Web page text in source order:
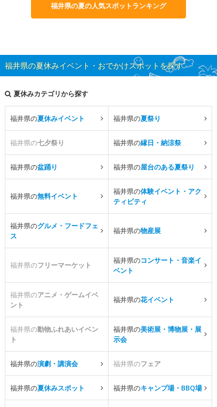
福井県の夏の人気スポットランキング
福井県の夏休みイベント・おでかけスポットを探す
夏休みカテゴリから探す
福井県の夏休みイベント 福井県の夏祭り
福井県の七夕祭り 福井県の縁日・納涼祭
福井県の盆踊り 福井県の屋台のある夏祭り
福井県の無料イベント
福井県の体験イベント・アク
ティビティ
福井県のグルメ・フードフェ
ス
福井県の物産展
福井県のフリーマーケット
福井県のコンサート・音楽イ
ベント
福井県のアニメ・ゲームイベ
ント
福井県の花イベント
福井県の動物ふれあいイベン
ト
福井県の美術展・博物展・展
示会
福井県の演劇・講演会 福井県のフェア
福井県の夏休みスポット 福井県のキャンプ場・BBQ場